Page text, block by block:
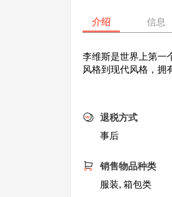
介绍 信息
李维斯是世界上第一
风格到现代风格，拥
退税方式
事后
销售物品种类
服装, 箱包类